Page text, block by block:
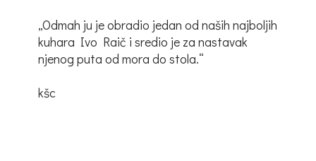
„Odmah ju je obradio jedan od naših najboljih
kuhara Ivo Raič i sredio je za nastavak
njenog puta od mora do stola.“
kšc